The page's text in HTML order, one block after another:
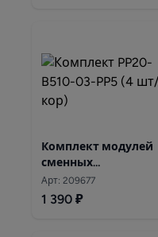
Комплект модулей
сменных
фильтрующих
Аквафор PP20-B510-
Арт: 209677
1 390 ₽